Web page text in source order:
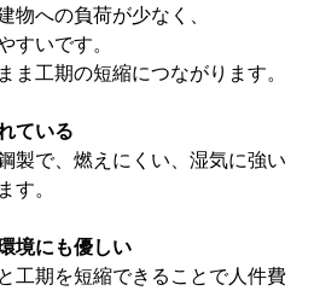
物への負荷が少なく、
すいです。
ま工期の短縮につながります。
ている
製で、燃えにくい、湿気に強い
す。
境にも優しい
工期を短縮できることで人件費